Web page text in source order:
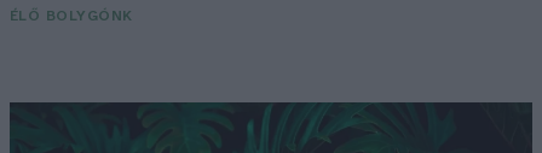
ÉLŐ BOLYGÓNK